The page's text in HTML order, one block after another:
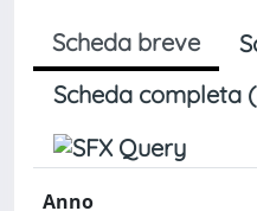
Scheda breve
Scheda completa
Anno